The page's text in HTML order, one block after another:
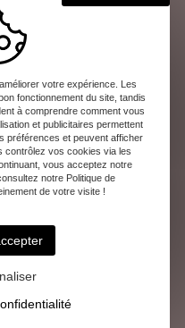
règlement
s’effectue
une fois le
instructions de
avec
la même qualité
que vous soyez.
votre expérience. Les
fonctionnement du site, tandis
à comprendre comment vous
et publicitaires permettent
préférences et peuvent afficher
contrôlez vos cookies via les
vous acceptez notre
notre Politique de
de votre visite !